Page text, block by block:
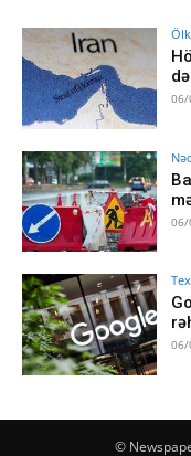
06/
06/
06/
©